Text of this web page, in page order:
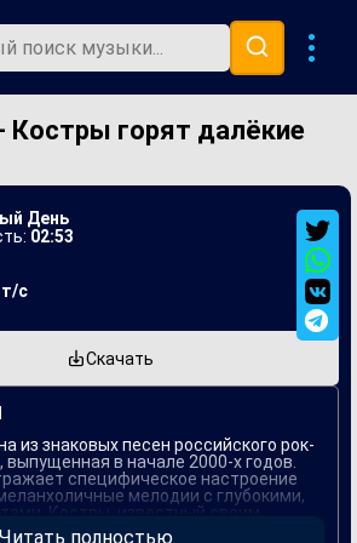
горят далёкие
День
02:53
с
Скачать
из знаковых песен российского рок-
в начале 2000-х годов.
специфическое настроение
мелодии с глубокими,
Костры, известный своим
в этой песне задействовал
Читать полностью